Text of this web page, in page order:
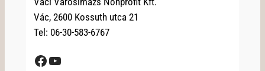
Vác, 2600 Kossuth utca 21
Tel: 06-30-583-6767
Facebook YouTube